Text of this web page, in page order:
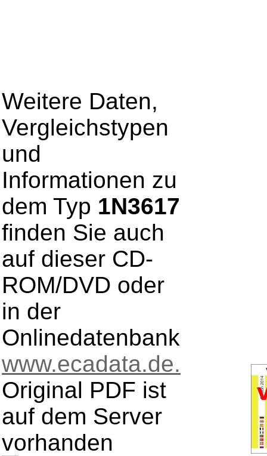
Weitere Daten,
Vergleichstypen
und
Informationen zu
dem Typ 1N3617
finden Sie auch
auf dieser CD-
ROM/DVD oder
in der
Onlinedatenbank
www.ecadata.de.
Original PDF ist
auf dem Server
vorhanden